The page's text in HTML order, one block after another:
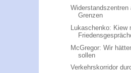
Grenzen
Lukaschenko: Kiew
McGregor: Wir
sollen
Verkehrskorridor